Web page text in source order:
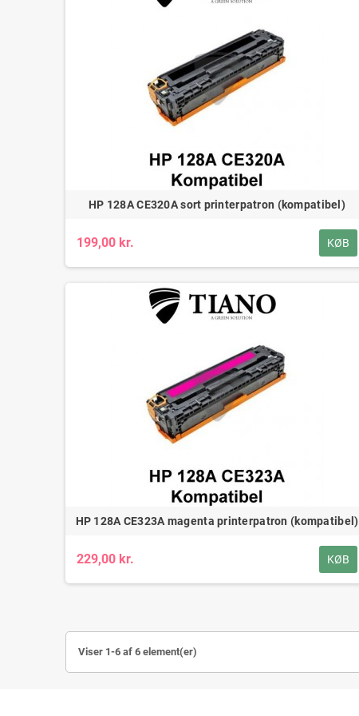
HP 128A CE320A sort printerpatron (kompatibel)
199,00 kr. KØB
HP 128A CE323A magenta printerpatron (kompatibel)
229,00 kr. KØB
Viser 1-6 af 6 element(er)